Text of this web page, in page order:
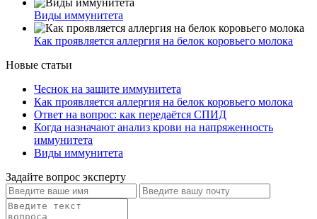
Виды иммунитета
Как проявляется аллергия на белок коровьего молока
Новые статьи
Чеснок на защите иммунитета
Как проявляется аллергия на белок коровьего молока
Ответ на вопрос: как передаётся СПИД
Когда назначают анализ крови на напряженность
иммунитета
Виды иммунитета
Задайте вопрос эксперту